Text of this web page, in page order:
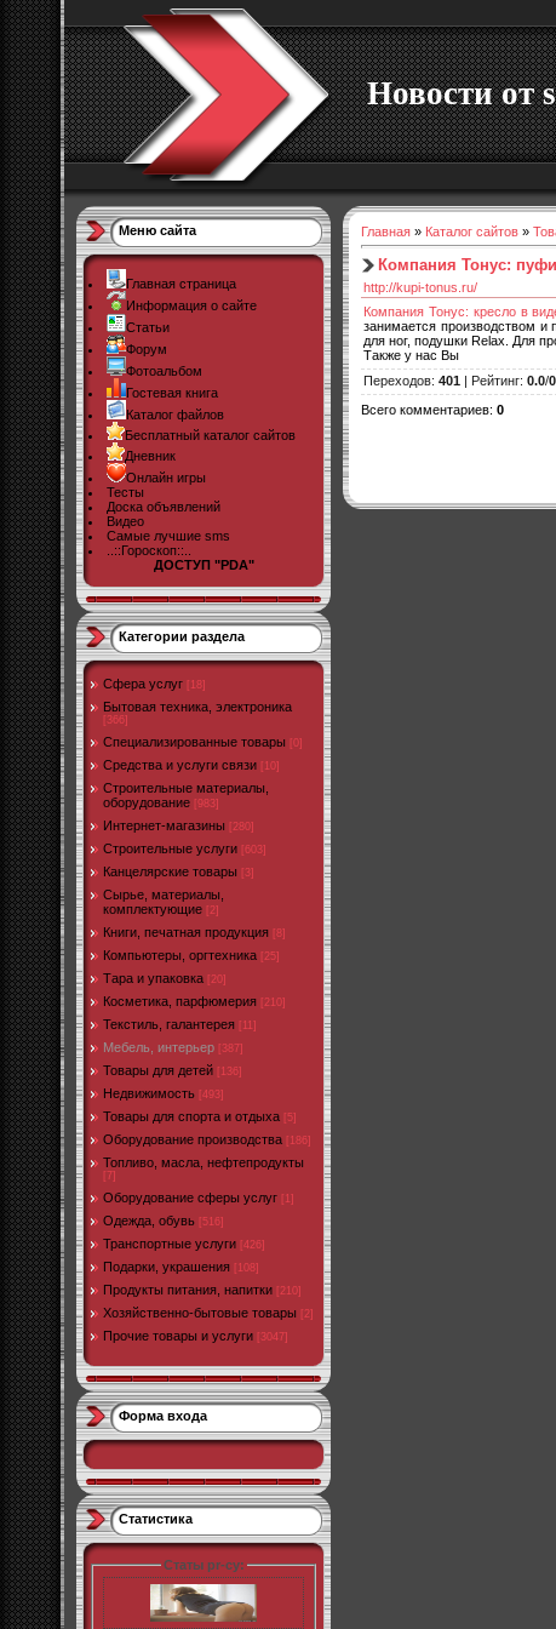
Новости от
Меню сайта
Главная страница
Информация о сайте
Статьи
Форум
Фотоальбом
Гостевая книга
Каталог файлов
Бесплатный каталог сайтов
Дневник
Онлайн игры
Тесты
Доска объявлений
Видео
Самые лучшие sms
..::Гороскоп::..
ДОСТУП "PDA"
Категории раздела
Cфера услуг [18]
Бытовая техника, электроника
[366]
Специализированные товары [0]
Средства и услуги связи [10]
Строительные материалы,
оборудование [983]
Интернет-магазины [280]
Строительные услуги [603]
Канцелярские товары [3]
Сырье, материалы,
комплектующие [2]
Книги, печатная продукция [8]
Компьютеры, оргтехника [25]
Тара и упаковка [20]
Косметика, парфюмерия [210]
Текстиль, галантерея [11]
Мебель, интерьер [387]
Товары для детей [136]
Недвижимость [493]
Товары для спорта и отдыха [5]
Оборудование производства [186]
Топливо, масла, нефтепродукты
[7]
Оборудование сферы услуг [1]
Одежда, обувь [516]
Транспортные услуги [426]
Подарки, украшения [108]
Продукты питания, напитки [210]
Хозяйственно-бытовые товары [2]
Прочие товары и услуги [3047]
Форма входа
Статистика
Статы pr-cy:
Главная » Каталог сайтов »
Компания Тонус:
http://kupi-tonus.ru/
Компания Тонус: кресло в
занимается производством и
для ног, подушки Relax. Для
Также у нас Вы
Переходов: 401 | Рейтинг: 0.0/0
Всего комментариев: 0